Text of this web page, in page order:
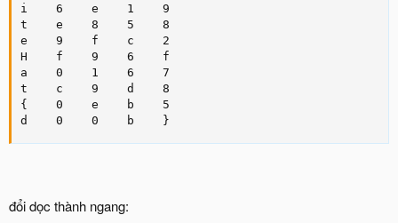
i    6    e    1    9
t    e    8    5    8
e    9    f    c    2
H    f    9    6    f
a    0    1    6    7
t    c    9    d    8
{    0    e    b    5
d    0    0    b    }
đổi dọc thành ngang: